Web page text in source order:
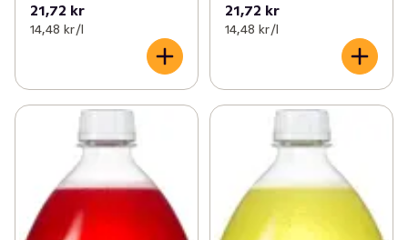
21,72 kr
14,48 kr /l
21,72 kr
14,48 kr /l